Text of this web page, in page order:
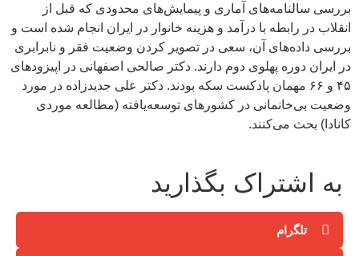
بررسی سالنامه‌های آماری و پیمایش‌های محدودی که قبل از
انقلاب در رابطه با درآمد و هزینه خانوار در ایران انجام شده است و
بررسی داده‌های آن، سعی در تصویر کردن وضعیت فقر و نابرابری
در ایران دوره پهلوی دوم دارند. دکتر صالحی اصفهانی در اپیزودهای
۴۵ و ۶۶ مهمان پادکست سکه بودند. دکتر علی جدیدزاده در مورد
وضعیت بی‌خانمانی در کشورهای توسعه‌یافته (مطالعه موردی
کانادا) بحث می‌کنند.
به اشتراک بگذارید
تلگرام